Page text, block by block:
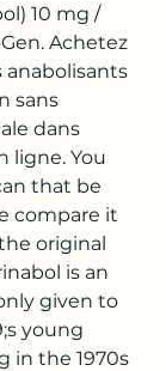
10 mg /
Achetez
anabolisants
sans
dans
ligne. You
that be
compare it
original
is an
given to
young
in the 1970s